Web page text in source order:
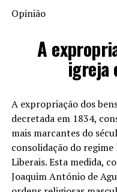
Opinião
A
igreja
A expropriação dos
decretada em 1834,
mais marcantes do
consolidação do
Liberais. Esta medida,
Joaquim António de